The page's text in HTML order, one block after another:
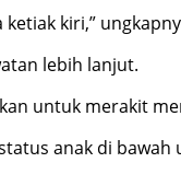
kiri,”
lebih lanjut.
untuk merakit
anak di bawah